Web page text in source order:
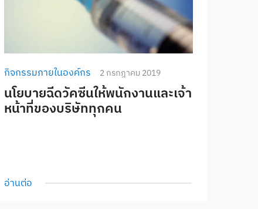
กิจกรรมภายในองค์กร 2 กรกฎาคม 2019
นโยบายฉีดวัคซีนให้พนักงานและเจ้า
หน้าที่ของบริษัททุกคน
อ่านต่อ